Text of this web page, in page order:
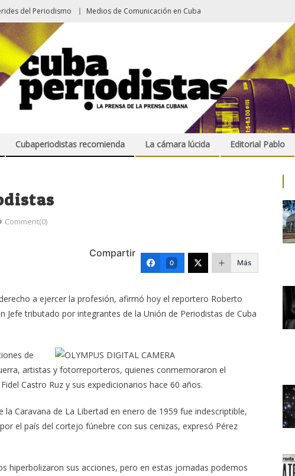
del Periodismo Medios de Comunicación en Cuba
Cubaperiodistas recomienda La cámara lúcida Editorial Pablo
Comment(0)
Compartir
0 Más
a ejercer la profesión, afirmó hoy el reportero Roberto
tributado por integrantes de la Unión de Periodistas de Cuba
de
artistas y fotorreporteros, quienes conmemoraron el
Castro Ruz y sus expedicionarios hace 60 años.
Caravana de La Libertad en enero de 1959 fue indescriptible,
el país del cortejo fúnebre con sus cenizas, expresó Pérez
hiperbolizaron sus acciones, pero en estas jornadas podemos